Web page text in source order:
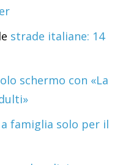
strade italiane: 14
schermo con «La
famiglia solo per il